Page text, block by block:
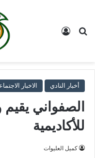
بحث عن
أخبار النادي الاخبار
الصفواني
للأكاديمية
كميل العليوات